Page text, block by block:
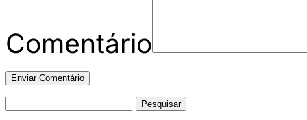
Comentário